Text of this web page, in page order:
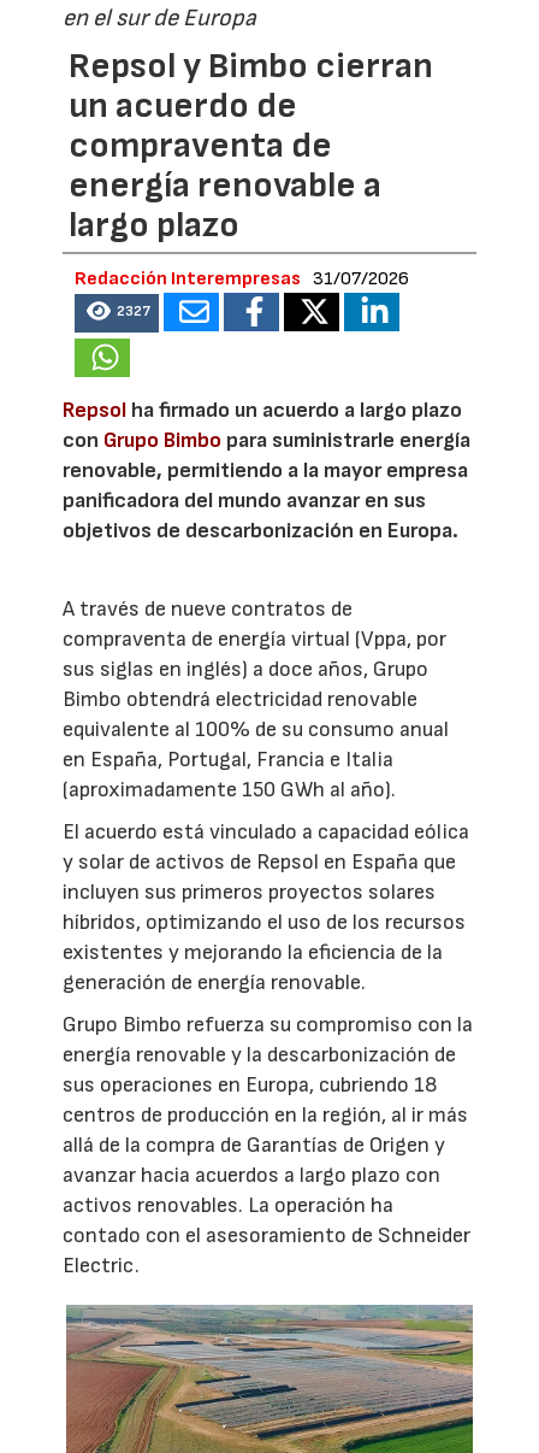
en el sur de Europa
Repsol y Bimbo cierran
un acuerdo de
compraventa de
energía renovable a
largo plazo
Redacción Interempresas 31/07/2026
2327
Repsol ha firmado un acuerdo a largo plazo
con Grupo Bimbo para suministrarle energía
renovable, permitiendo a la mayor empresa
panificadora del mundo avanzar en sus
objetivos de descarbonización en Europa.
A través de nueve contratos de
compraventa de energía virtual (Vppa, por
sus siglas en inglés) a doce años, Grupo
Bimbo obtendrá electricidad renovable
equivalente al 100% de su consumo anual
en España, Portugal, Francia e Italia
(aproximadamente 150 GWh al año).
El acuerdo está vinculado a capacidad eólica
y solar de activos de Repsol en España que
incluyen sus primeros proyectos solares
híbridos, optimizando el uso de los recursos
existentes y mejorando la eficiencia de la
generación de energía renovable.
Grupo Bimbo refuerza su compromiso con la
energía renovable y la descarbonización de
sus operaciones en Europa, cubriendo 18
centros de producción en la región, al ir más
allá de la compra de Garantías de Origen y
avanzar hacia acuerdos a largo plazo con
activos renovables. La operación ha
contado con el asesoramiento de Schneider
Electric.